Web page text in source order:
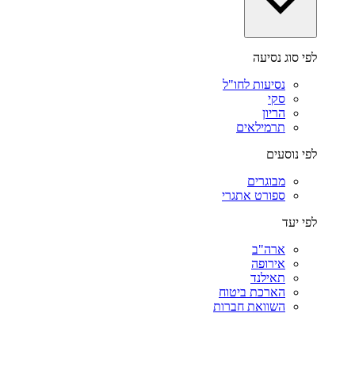
לפי סוג נסיעה
נסיעות לחו"ל
סקי
הריון
תרמילאים
לפי נוסעים
מבוגרים
ספורט אתגרי
לפי יעד
ארה"ב
אירופה
תאילנד
הארכת ביטוח
השוואת חברות